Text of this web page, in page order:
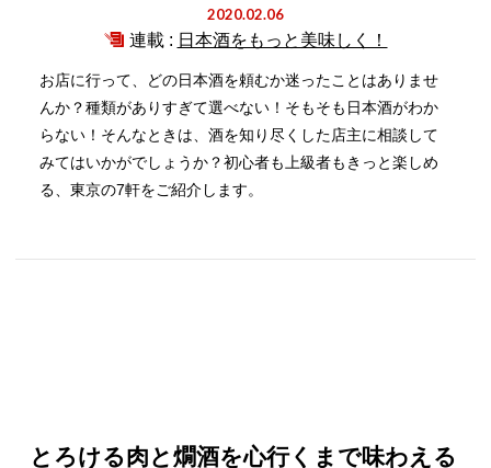
2020.02.06
連載 : 日本酒をもっと美味しく！
お店に行って、どの日本酒を頼むか迷ったことはありませ
んか？種類がありすぎて選べない！そもそも日本酒がわか
らない！そんなときは、酒を知り尽くした店主に相談して
みてはいかがでしょうか？初心者も上級者もきっと楽しめ
る、東京の7軒をご紹介します。
とろける肉と燗酒を心行くまで味わえる